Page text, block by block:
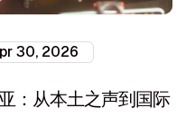
30, 2026
：从本土之声到国际